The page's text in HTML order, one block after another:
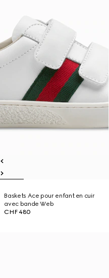
Baskets Ace pour enfant en cuir
avec bande Web
CHF 480